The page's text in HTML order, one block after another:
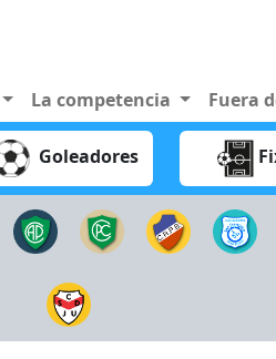
La competencia Fuera
Goleadores